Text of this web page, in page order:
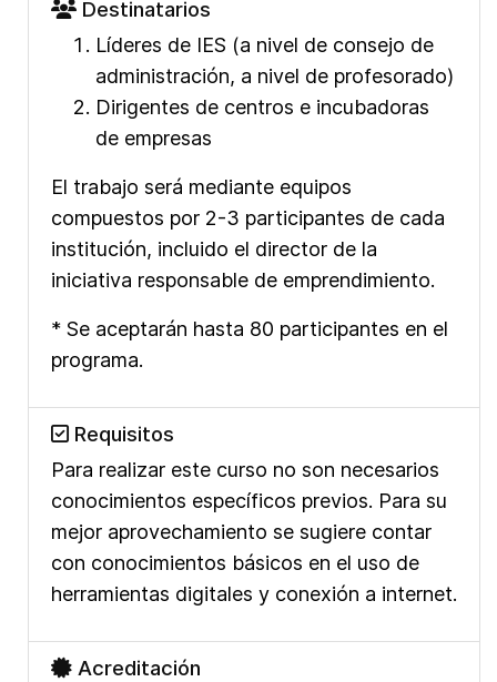
Destinatarios
Líderes de IES (a nivel de consejo de
administración, a nivel de profesorado)
Dirigentes de centros e incubadoras
de empresas
El trabajo será mediante equipos
compuestos por 2-3 participantes de cada
institución, incluido el director de la
iniciativa responsable de emprendimiento.
* Se aceptarán hasta 80 participantes en el
programa.
Requisitos
Para realizar este curso no son necesarios
conocimientos específicos previos. Para su
mejor aprovechamiento se sugiere contar
con conocimientos básicos en el uso de
herramientas digitales y conexión a internet.
Acreditación